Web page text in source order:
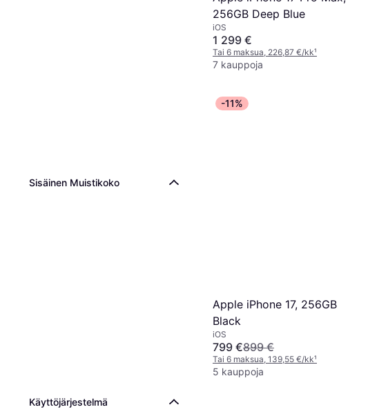
Sisäinen Muistikoko
Käyttöjärjestelmä
256GB Deep Blue
iOS
1 299 €
Tai 6 maksua, 226,87 €/kk¹
7 kauppoja
-11%
Apple iPhone 17, 256GB
Black
iOS
799 €899 €
Tai 6 maksua, 139,55 €/kk¹
5 kauppoja